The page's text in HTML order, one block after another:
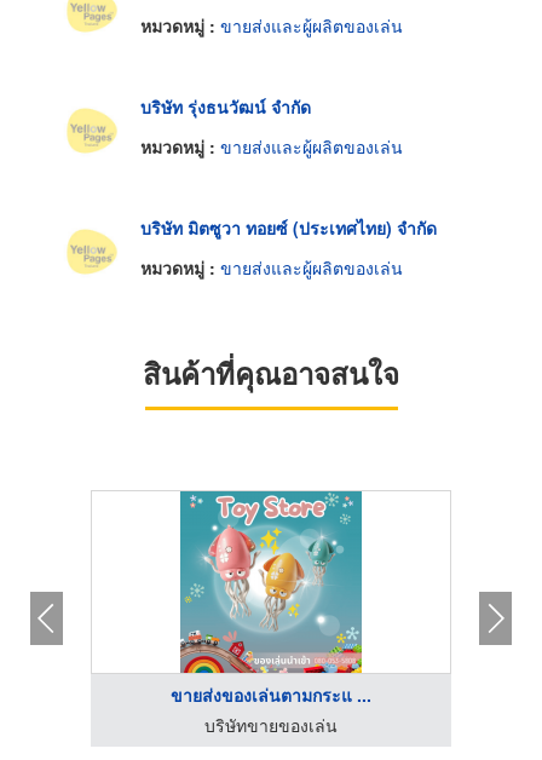
หมวดหมู่ : ขายส่งและผู้ผลิตของเล่น
บริษัท รุ่งธนวัฒน์ จำกัด
หมวดหมู่ : ขายส่งและผู้ผลิตของเล่น
บริษัท มิตซูวา ทอยซ์ (ประเทศไทย) จำกัด
หมวดหมู่ : ขายส่งและผู้ผลิตของเล่น
สินค้าที่คุณอาจสนใจ
ขายส่งของเล่นตามกระแ ...
บริษัทขายของเล่น